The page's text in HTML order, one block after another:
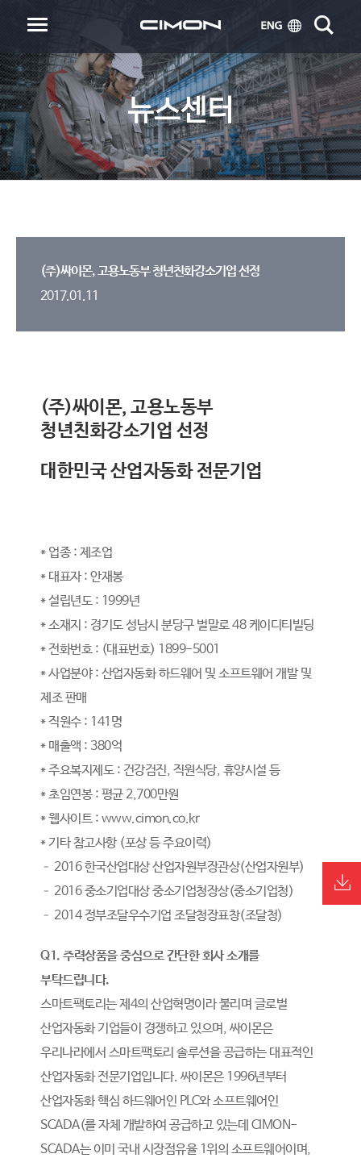
뉴스센터
(주)싸이몬, 고용노동부 청년친화강소기업 선정
2017.01.11
(주)싸이몬, 고용노동부
청년친화강소기업 선정
대한민국 산업자동화 전문기업
* 업종 : 제조업
* 대표자 : 안재봉
* 설립년도 : 1999년
* 소재지 : 경기도 성남시 분당구 벌말로 48 케이디티빌딩
* 전화번호 : (대표번호) 1899-5001
* 사업분야 : 산업자동화 하드웨어 및 소프트웨어 개발 및
제조 판매
* 직원수 : 141명
* 매출액 : 380억
* 주요복지제도 : 건강검진, 직원식당, 휴양시설 등
* 초임연봉 : 평균 2,700만원
* 웹사이트 : www.cimon.co.kr
* 기타 참고사항 (포상 등 주요이력)
– 2016 한국산업대상 산업자원부장관상(산업자원부)
– 2016 중소기업대상 중소기업청장상(중소기업청)
– 2014 정부조달우수기업 조달청장표창(조달청)
Q1. 주력상품을 중심으로 간단한 회사 소개를
부탁드립니다.
스마트팩토리는 제4의 산업혁명이라 불리며 글로벌
산업자동화 기업들이 경쟁하고 있으며, 싸이몬은
우리나라에서 스마트팩토리 솔루션을 공급하는 대표적인
산업자동화 전문기업입니다. 싸이몬은 1996년부터
산업자동화 핵심 하드웨어인 PLC와 소프트웨어인
SCADA(를 자체 개발하여 공급하고 있는데 CIMON-
SCADA는 이미 국내 시장점유율 1위의 소프트웨어이며,